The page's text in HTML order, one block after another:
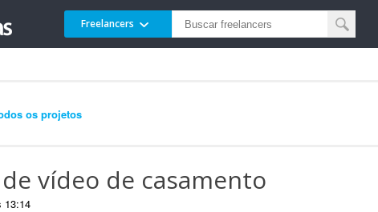
Freelancers
os projetos
vídeo de casamento
13:14